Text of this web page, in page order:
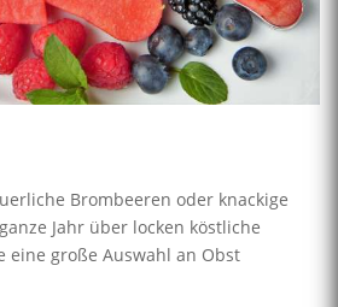
Brombeeren oder knackige
Jahr über locken köstliche
eine große Auswahl an Obst